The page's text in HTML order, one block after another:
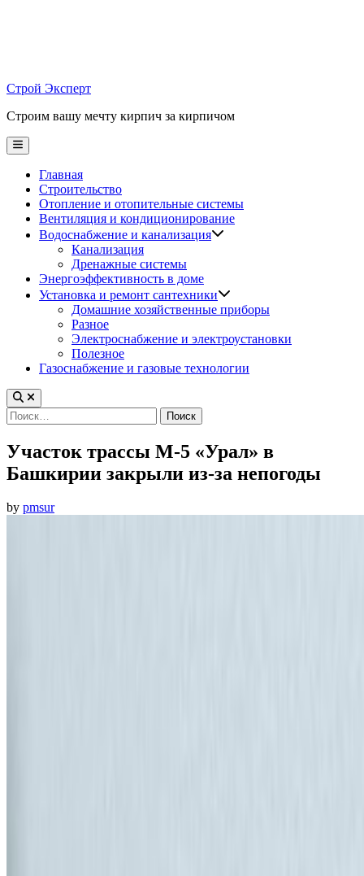
Строй Эксперт
Строим вашу мечту кирпич за кирпичом
Main
Menu
Главная
Строительство
Отопление и отопительные системы
Вентиляция и кондиционирование
Водоснабжение и канализация
Канализация
Дренажные системы
Энергоэффективность в доме
Установка и ремонт сантехники
Домашние хозяйственные приборы
Разное
Электроснабжение и электроустановки
Полезное
Газоснабжение и газовые технологии
Найти:
Участок трассы М-5 «Урал» в
Башкирии закрыли из-за непогоды
by pmsur